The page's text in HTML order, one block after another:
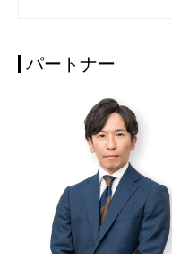
パートナー